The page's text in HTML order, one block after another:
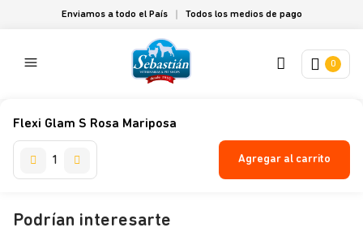
Enviamos a todo el País Todos los medios de pago
0
Flexi Glam S Rosa Mariposa
Agregar al carrito
Podrían interesarte